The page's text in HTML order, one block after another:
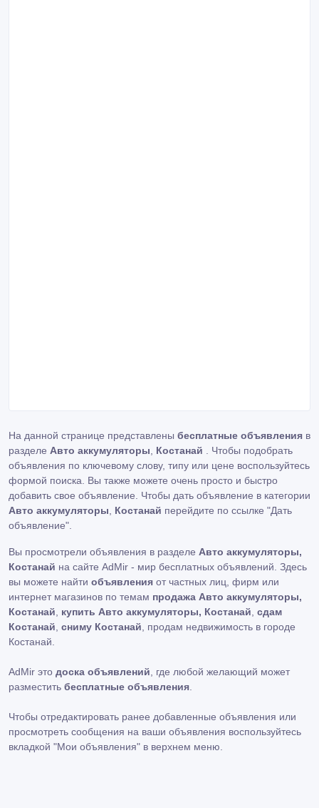
На данной странице представлены бесплатные объявления в
разделе Авто аккумуляторы Костанай . Чтобы подобрать
объявления по ключевому слову, типу или цене воспользуйтесь
формой поиска. Вы также можете очень просто и быстро
добавить свое объявление. Чтобы дать объявление в категории
Авто аккумуляторы
Костанай перейдите по ссылке "Дать
объявление"
Вы просмотрели объявления в разделе Авто аккумуляторы,
Костанай на сайте AdMir - мир бесплатных объявлений. Здесь
вы можете найти объявления от частных лиц, фирм или
интернет магазинов по темам продажа Авто аккумуляторы,
Костанай
купить Авто аккумуляторы, Костанай сдам
Костанай сниму Костанай , продам недвижимость в городе
Костанай.
AdMir это доска объявлений , где любой желающий может
разместить бесплатные объявления
Чтобы отредактировать ранее добавленные объявления или
просмотреть сообщения на ваши объявления воспользуйтесь
вкладкой "Мои объявления" в верхнем меню.